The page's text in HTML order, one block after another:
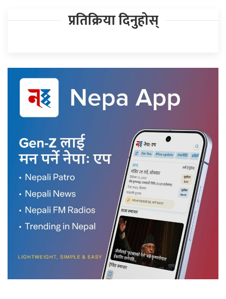
प्रतिक्रिया दिनुहोस्